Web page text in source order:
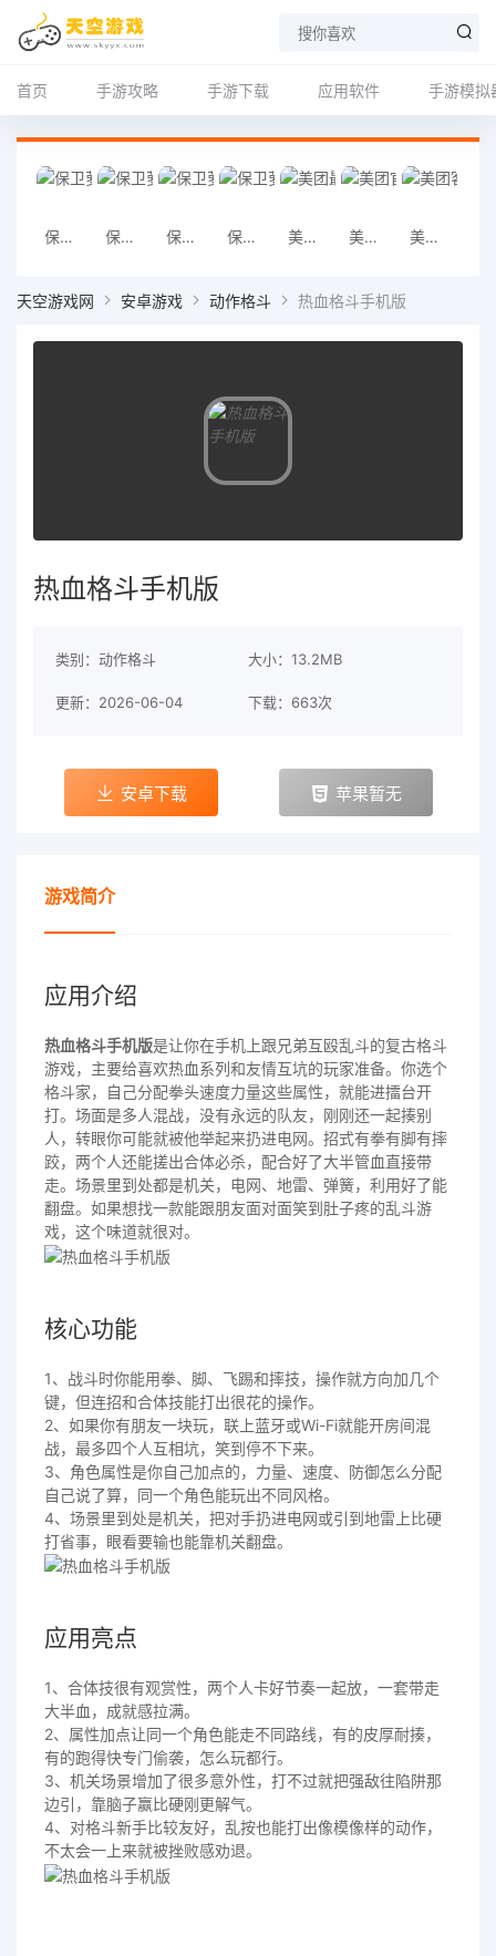
首页 手游攻略 手游下载 应用软件 手游模拟
保卫萝卜4多重箭开局布局 保卫萝卜4 双线炮塔搭配 保卫萝卜4风扇魔法球组合布局 保卫萝卜4前期经济发育 美团最新官方版下载 美团官方安装包下载 美团客户端下载
天空游戏网 安卓游戏 动作格斗 热血格斗手机版
热血格斗手机版
类别：动作格斗 大小：13.2MB
更新：2026-06-04 下载：663次
安卓下载 苹果暂无
游戏简介
应用介绍
热血格斗手机版是让你在手机上跟兄弟互殴乱斗的复古格斗
游戏，主要给喜欢热血系列和友情互坑的玩家准备。你选个
格斗家，自己分配拳头速度力量这些属性，就能进擂台开
打。场面是多人混战，没有永远的队友，刚刚还一起揍别
人，转眼你可能就被他举起来扔进电网。招式有拳有脚有摔
跤，两个人还能搓出合体必杀，配合好了大半管血直接带
走。场景里到处都是机关，电网、地雷、弹簧，利用好了能
翻盘。如果想找一款能跟朋友面对面笑到肚子疼的乱斗游
戏，这个味道就很对。
核心功能
1、战斗时你能用拳、脚、飞踢和摔技，操作就方向加几个
键，但连招和合体技能打出很花的操作。
2、如果你有朋友一块玩，联上蓝牙或Wi-Fi就能开房间混
战，最多四个人互相坑，笑到停不下来。
3、角色属性是你自己加点的，力量、速度、防御怎么分配
自己说了算，同一个角色能玩出不同风格。
4、场景里到处是机关，把对手扔进电网或引到地雷上比硬
打省事，眼看要输也能靠机关翻盘。
应用亮点
1、合体技很有观赏性，两个人卡好节奏一起放，一套带走
大半血，成就感拉满。
2、属性加点让同一个角色能走不同路线，有的皮厚耐揍，
有的跑得快专门偷袭，怎么玩都行。
3、机关场景增加了很多意外性，打不过就把强敌往陷阱那
边引，靠脑子赢比硬刚更解气。
4、对格斗新手比较友好，乱按也能打出像模像样的动作，
不太会一上来就被挫败感劝退。